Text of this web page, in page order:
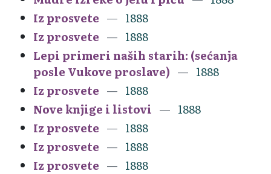
Iz prosvete
1888
Iz prosvete
1888
Lepi primeri naših starih: (sećanja
posle Vukove proslave)
1888
Iz prosvete
1888
Nove knjige i listovi
1888
Iz prosvete
1888
Iz prosvete
1888
Iz prosvete
1888